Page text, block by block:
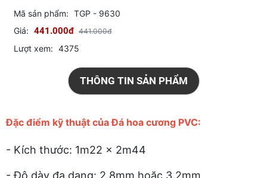
Mã sản phẩm: TGP - 9630
Giá: 441.000đ 441.000đ
Lượt xem: 4375
THÔNG TIN SẢN PHẨM
Đặc điểm kỹ thuật của Đá hoa cương PVC:
- Kích thước: 1m22 x 2m44
- Độ dày đa dạng: 2.8mm hoặc 3.2mm